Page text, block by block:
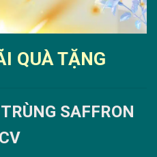
QUÀ TẶNG
SAFFRON